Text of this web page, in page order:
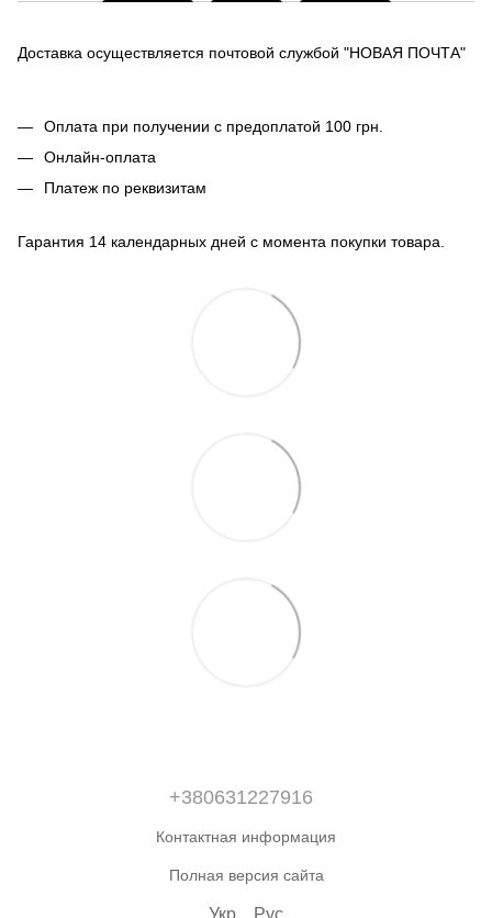
Доставка осуществляется почтовой службой "НОВАЯ ПОЧТА"
Оплата при получении с предоплатой 100 грн.
Онлайн-оплата
Платеж по реквизитам
Гарантия 14 календарных дней с момента покупки товара.
+380631227916
Контактная информация
Полная версия сайта
Укр Рус